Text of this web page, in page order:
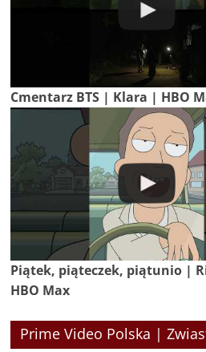
Cmentarz BTS | Klara | HBO
Piątek, piąteczek, piątunio |
HBO Max
Prime Video Polska |